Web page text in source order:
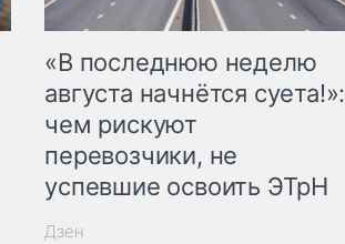
«В последнюю неделю
августа начнётся суета!»:
чем рискуют
перевозчики, не
успевшие освоить ЭТрН
Дзен